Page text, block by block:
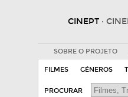
CINEPT ·
SOBRE O PROJETO
FILMES GÉNEROS
PROCURAR